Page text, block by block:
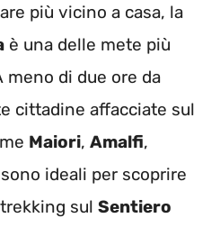
più vicino a casa, la
è una delle mete più
meno di due ore da
cittadine affacciate sul
Maiori, Amalfi,
ideali per scoprire
sul Sentiero